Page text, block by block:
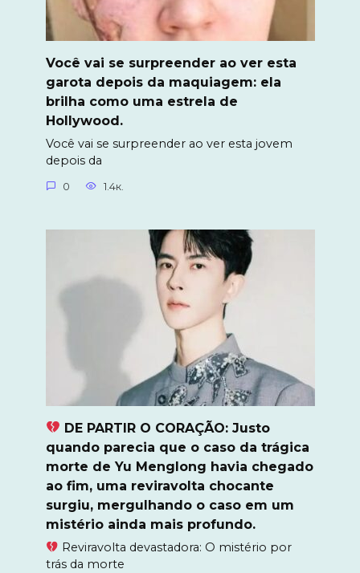
Você vai se surpreender ao ver esta
garota depois da maquiagem: ela
brilha como uma estrela de
Hollywood.
Você vai se surpreender ao ver esta jovem
depois da
0 1.4к.
DE PARTIR O CORAÇÃO: Justo
quando parecia que o caso da trágica
morte de Yu Menglong havia chegado
ao fim, uma reviravolta chocante
surgiu, mergulhando o caso em um
mistério ainda mais profundo.
Reviravolta devastadora: O mistério por
trás da morte